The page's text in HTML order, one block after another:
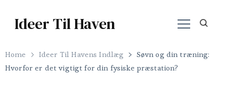
Ideer Til Haven
Home Ideer Til Havens Indlæg
Søvn og din træning:
Hvorfor er det vigtigt for din fysiske præstation?